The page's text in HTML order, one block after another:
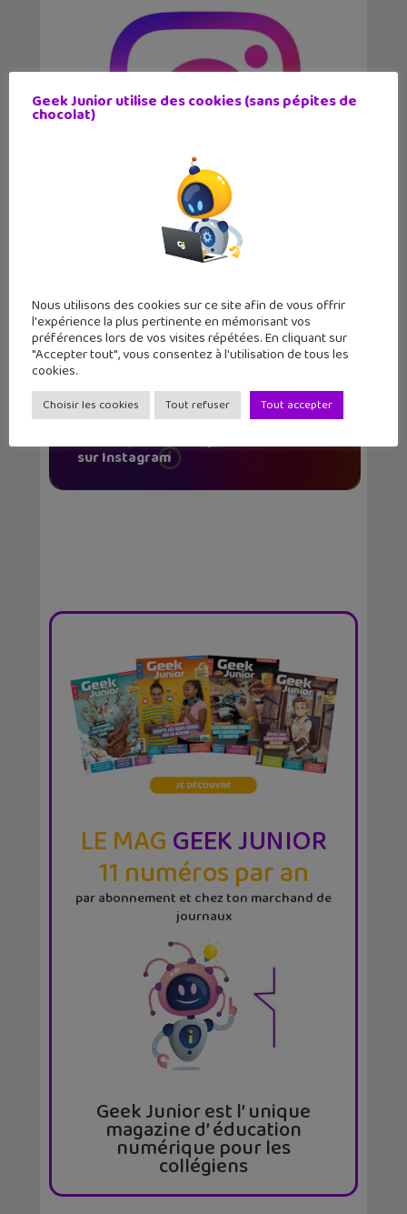
5 fonctionnalités Instagram à
Meta lance les Comptes Adolescents
sur Instagram
LE MAGGEEK JUNIOR
11 numéros par an
par abonnement et chez ton marchand de
journaux
Geek Junior est l’ unique
magazine d’ éducation
numérique pour les
collégiens
Geek Junior utilise des cookies (sans pépites de
chocolat)
Nous utilisons des cookies sur ce site afin de vous offrir
l'expérience la plus pertinente en mémorisant vos
préférences lors de vos visites répétées. En cliquant sur
"Accepter tout", vous consentez à l'utilisation de tous les
cookies.
Choisir les cookies Tout refuser Tout accepter